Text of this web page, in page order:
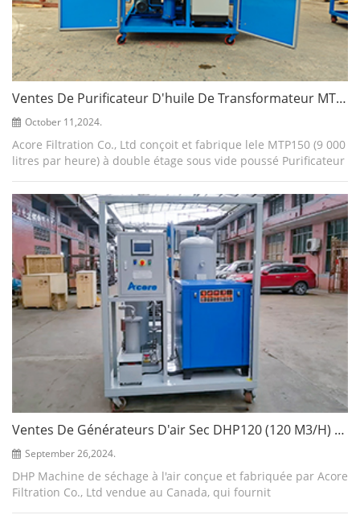
Ventes De Purificateur D'huile De Transformateur MTP150 (9000LPH) Et De Système De Pompe À Vide VPS1000 Au Guatemala
October 11,2024.
Acore Filtration Co., Ltd conçoit et fabrique lele MTP150 (9 000
litres par heure) à double étage sous vide poussé Purificateur
VPS1000 pour Guatem...
Ventes De Générateurs D'air Sec DHP120 (120 M3/h) Au Canada
September 26,2024.
DHP Machine de séchage à l'air conçue et fabriquée par Acore
Filtration Co., Ltd vendue au Canada, qui fournit